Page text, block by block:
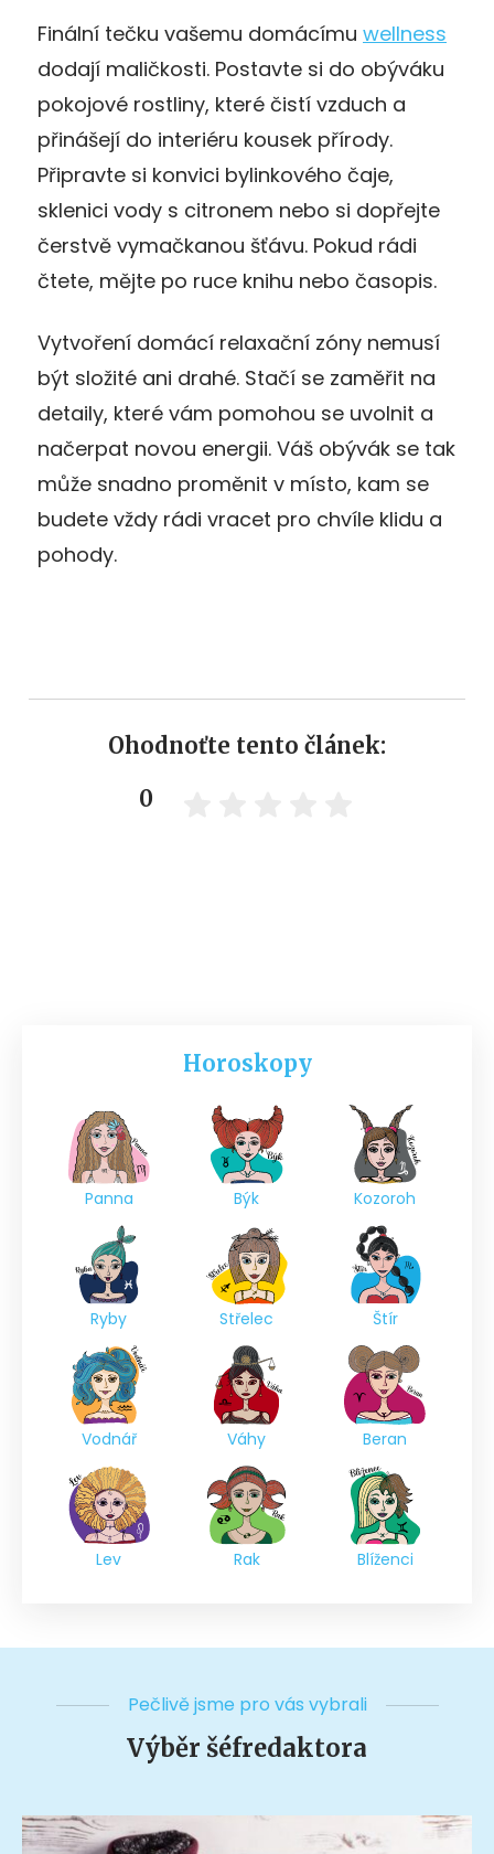
Finální tečku vašemu domácímu wellness
dodají maličkosti. Postavte si do obýváku
pokojové rostliny, které čistí vzduch a
přinášejí do interiéru kousek přírody.
Připravte si konvici bylinkového čaje,
sklenici vody s citronem nebo si dopřejte
čerstvě vymačkanou šťávu. Pokud rádi
čtete, mějte po ruce knihu nebo časopis.
Vytvoření domácí relaxační zóny nemusí
být složité ani drahé. Stačí se zaměřit na
detaily, které vám pomohou se uvolnit a
načerpat novou energii. Váš obývák se tak
může snadno proměnit v místo, kam se
budete vždy rádi vracet pro chvíle klidu a
pohody.
Ohodnoťte tento článek:
0
Horoskopy
Panna Býk Kozoroh
Ryby Střelec Štír
Vodnář Váhy Beran
Lev Rak Blíženci
Pečlivě jsme pro vás vybrali
Výběr šéfredaktora